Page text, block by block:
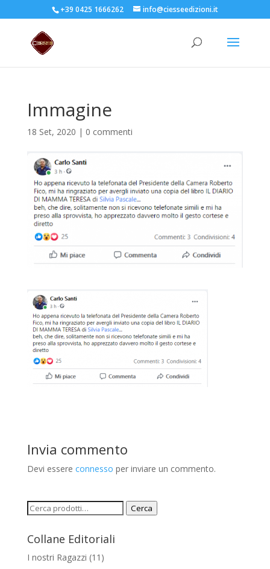
+39 0425 1666262 info@ciesseedizioni.it
Immagine
18 Set, 2020 | 0 commenti
Invia commento
Devi essere connesso per inviare un commento.
Cerca: Cerca
Collane Editoriali
I nostri Ragazzi (11)